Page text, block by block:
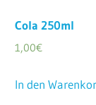
Cola 250ml
1,00€
In den